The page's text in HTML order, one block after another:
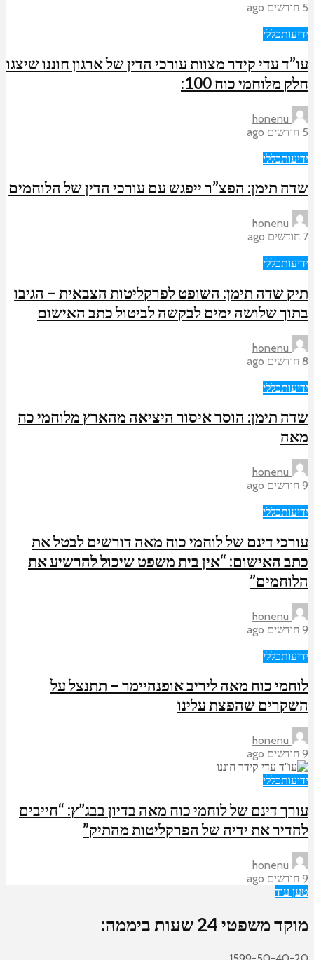
5 חודשים ago
ידיעותכללי
עו”ד עדי קידר מצוות עורכי הדין של ארגון חוננו שיצגו
חלק מלוחמי כוח 100:
5 חודשים ago
ידיעותכללי
שדה תימן: הפצ”ר ייפגש עם עורכי הדין של הלוחמים
7 חודשים ago
ידיעותכללי
תיק שדה תימן: השופט לפרקליטות הצבאית – הגיבו
בתוך שלושה ימים לבקשה לביטול כתב האישום
8 חודשים ago
ידיעותכללי
שדה תימן: הוסר איסור היציאה מהארץ מלוחמי כח
מאה
9 חודשים ago
ידיעותכללי
עורכי דינם של לוחמי כוח מאה דורשים לבטל את
כתב האישום: “אין בית משפט שיכול להרשיע את
הלוחמים”
9 חודשים ago
ידיעותכללי
לוחמי כוח מאה ליריב אופנהיימר – תתנצל על
השקרים שהפצת עלינו
9 חודשים ago
ידיעותכללי
עורך דינם של לוחמי כוח מאה בדיון בבג”ץ: “חייבים
להדיר את ידיה של הפרקליטות מהתיק”
9 חודשים ago
טען עוד
מוקד משפטי 24 שעות ביממה: